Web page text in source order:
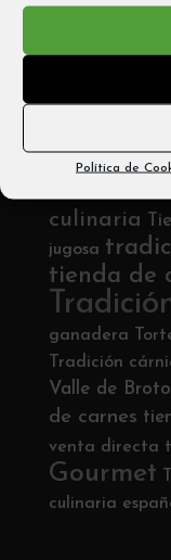
Política de
Telf: 974 50 05
Móvil y
Etiquetas
culinaria
jugosa
tienda de
ganadera
Tradición
Valle de Broto
de carnes
venta directa
Gourmet
culinaria